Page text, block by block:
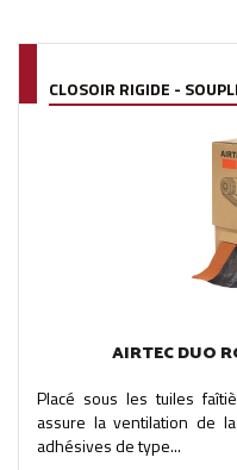
CLOSOIR RIGIDE -
AIRTEC DUO
Placé sous les tuiles
assure la ventilation de
adhésives de type...